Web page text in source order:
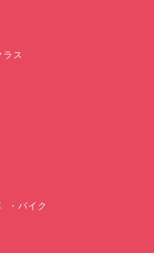
ラス
バイク